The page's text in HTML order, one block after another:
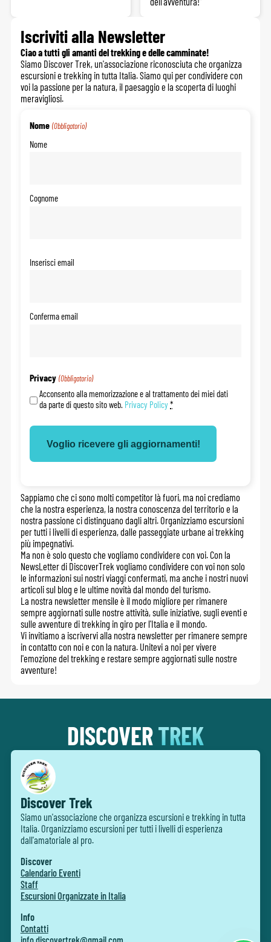
Iscriviti alla Newsletter
Ciao a tutti gli amanti del trekking e delle camminate!
Siamo Discover Trek, un'associazione riconosciuta che organizza
escursioni e trekking in tutta Italia. Siamo qui per condividere con
voi la passione per la natura, il paesaggio e la scoperta di luoghi
meravigliosi.
Nome (Obbligatorio)
Nome
Cognome
Email
Inserisci email
Conferma email
Privacy (Obbligatorio)
Acconsento alla memorizzazione e al trattamento dei miei dati
da parte di questo sito web. Privacy Policy*
Sappiamo che ci sono molti competitor là fuori, ma noi crediamo
che la nostra esperienza, la nostra conoscenza del territorio e la
nostra passione ci distinguano dagli altri. Organizziamo escursioni
per tutti i livelli di esperienza, dalle passeggiate urbane ai trekking
più impegnativi.
Ma non è solo questo che vogliamo condividere con voi. Con la
NewsLetter di DiscoverTrek vogliamo condividere con voi non solo
le informazioni sui nostri viaggi confermati, ma anche i nostri nuovi
articoli sul blog e le ultime novità dal mondo del turismo.
La nostra newsletter mensile è il modo migliore per rimanere
sempre aggiornati sulle nostre attività, sulle iniziative, sugli eventi e
sulle avventure di trekking in giro per l'Italia e il mondo.
Vi invitiamo a iscrivervi alla nostra newsletter per rimanere sempre
in contatto con noi e con la natura. Unitevi a noi per vivere
l'emozione del trekking e restare sempre aggiornati sulle nostre
avventure!
DISCOVERTREK
Discover Trek
Siamo un'associazione che organizza escursioni e trekking in tutta
Italia. Organizziamo escursioni per tutti i livelli di esperienza
dall'amatoriale al pro.
Discover
Calendario Eventi
Staff
Escursioni Organizzate in Italia
Info
Contatti
info.discovertrek@gmail.com